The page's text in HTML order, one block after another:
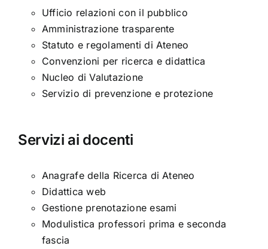
Ufficio relazioni con il pubblico
Amministrazione trasparente
Statuto e regolamenti di Ateneo
Convenzioni per ricerca e didattica
Nucleo di Valutazione
Servizio di prevenzione e protezione
Servizi ai docenti
Anagrafe della Ricerca di Ateneo
Didattica web
Gestione prenotazione esami
Modulistica professori prima e seconda
fascia